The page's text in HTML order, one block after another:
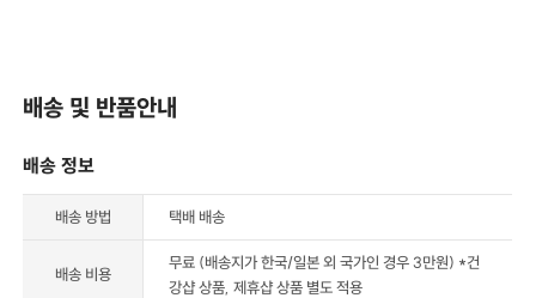
배송 및 반품안내
배송 정보
배송 방법 택배 배송
배송 비용
무료 (배송지가 한국/일본 외 국가인 경우 3만원) *건
강샵 상품, 제휴샵 상품 별도 적용